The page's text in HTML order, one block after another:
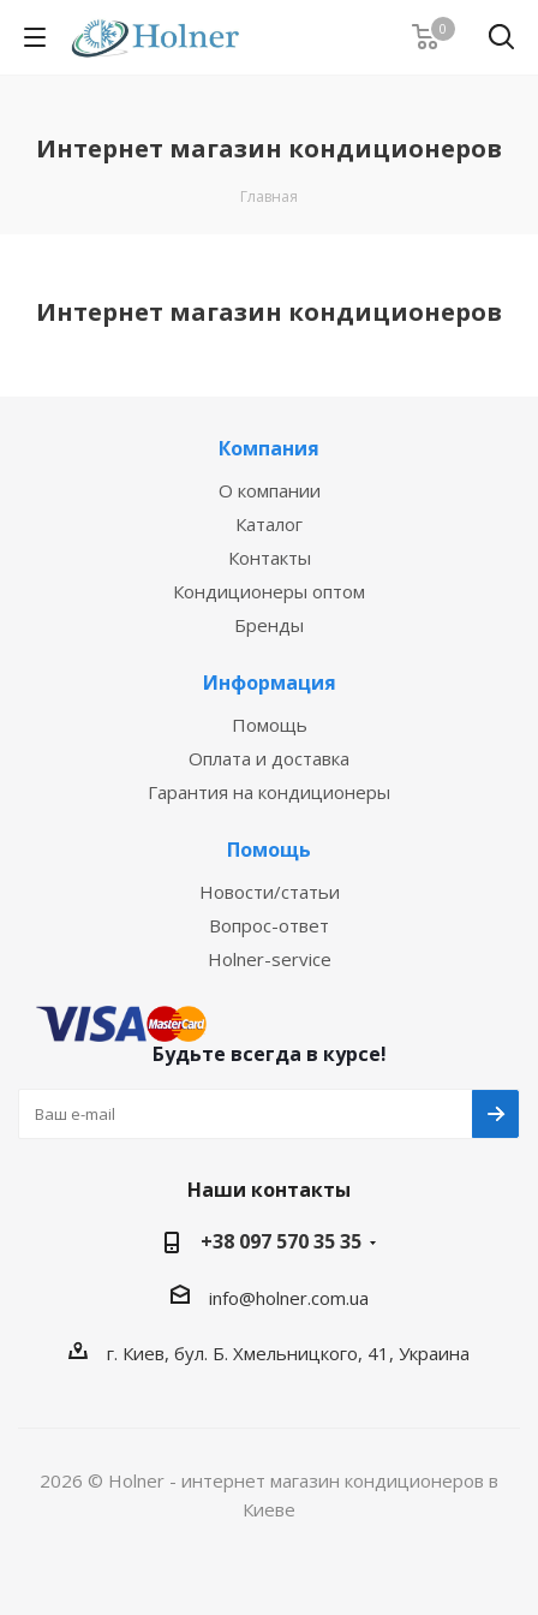
0
Интернет магазин кондиционеров
Главная
Интернет магазин кондиционеров
Компания
О компании
Каталог
Контакты
Кондиционеры оптом
Бренды
Информация
Помощь
Оплата и доставка
Гарантия на кондиционеры
Помощь
Новости/статьи
Вопрос-ответ
Holner-service
Будьте всегда в курсе!
Наши контакты
+38 097 570 35 35
info@holner.com.ua
г. Киев, бул. Б. Хмельницкого, 41, Украина
2026 © Holner - интернет магазин кондиционеров в
Киеве